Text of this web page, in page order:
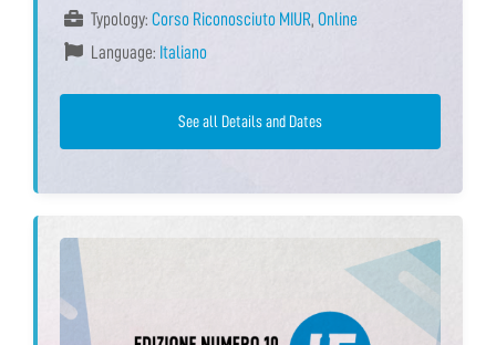
Typology: Corso Riconosciuto MIUR, Online
Language: Italiano
See all Details and Dates